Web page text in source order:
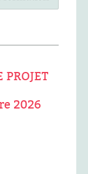
2026